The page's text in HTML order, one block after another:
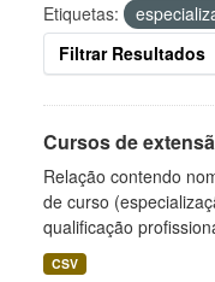
Etiquetas:
Filtrar Resultados
Cursos de
Relação contendo
de curso
qualificação
CSV